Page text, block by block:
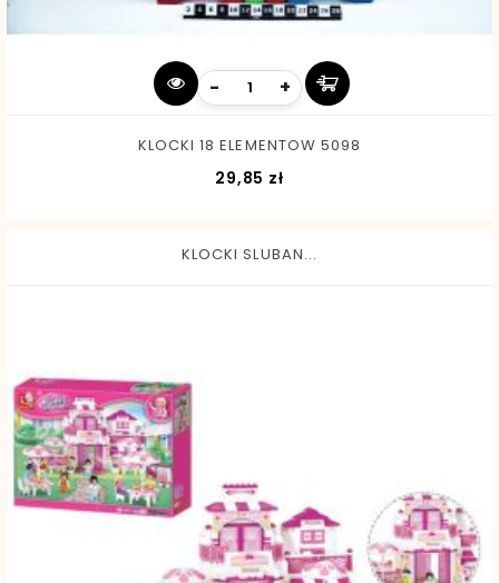
- +
KLOCKI 18 ELEMENTOW 5098
29,85 zł
KLOCKI SLUBAN...